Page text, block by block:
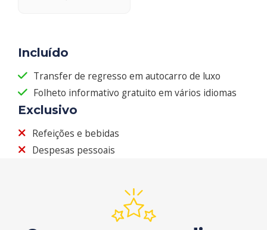
Incluído
Transfer de regresso em autocarro de luxo
Folheto informativo gratuito em vários idiomas
Exclusivo
Refeições e bebidas
Despesas pessoais